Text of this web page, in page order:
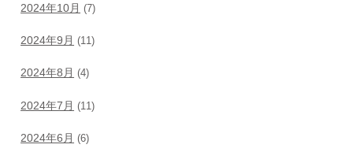
2024年10月 (7)
2024年9月 (11)
2024年8月 (4)
2024年7月 (11)
2024年6月 (6)